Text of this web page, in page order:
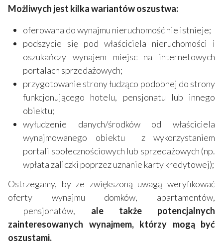
Możliwych jest kilka wariantów oszustwa:
oferowana do wynajmu nieruchomość nie istnieje;
podszycie się pod właściciela nieruchomości i
oszukańczy wynajem miejsc na internetowych
portalach sprzedażowych;
przygotowanie strony łudząco podobnej do strony
funkcjonującego hotelu, pensjonatu lub innego
obiektu;
wyłudzenie danych/środków od właściciela
wynajmowanego obiektu z wykorzystaniem
portali społecznościowych lub sprzedażowych (np.
wpłata zaliczki poprzez uznanie karty kredytowej);
Ostrzegamy, by ze zwiększoną uwagą weryfikować
oferty wynajmu domków, apartamentów,
pensjonatów, ale także potencjalnych
zainteresowanych wynajmem, którzy mogą być
oszustami.